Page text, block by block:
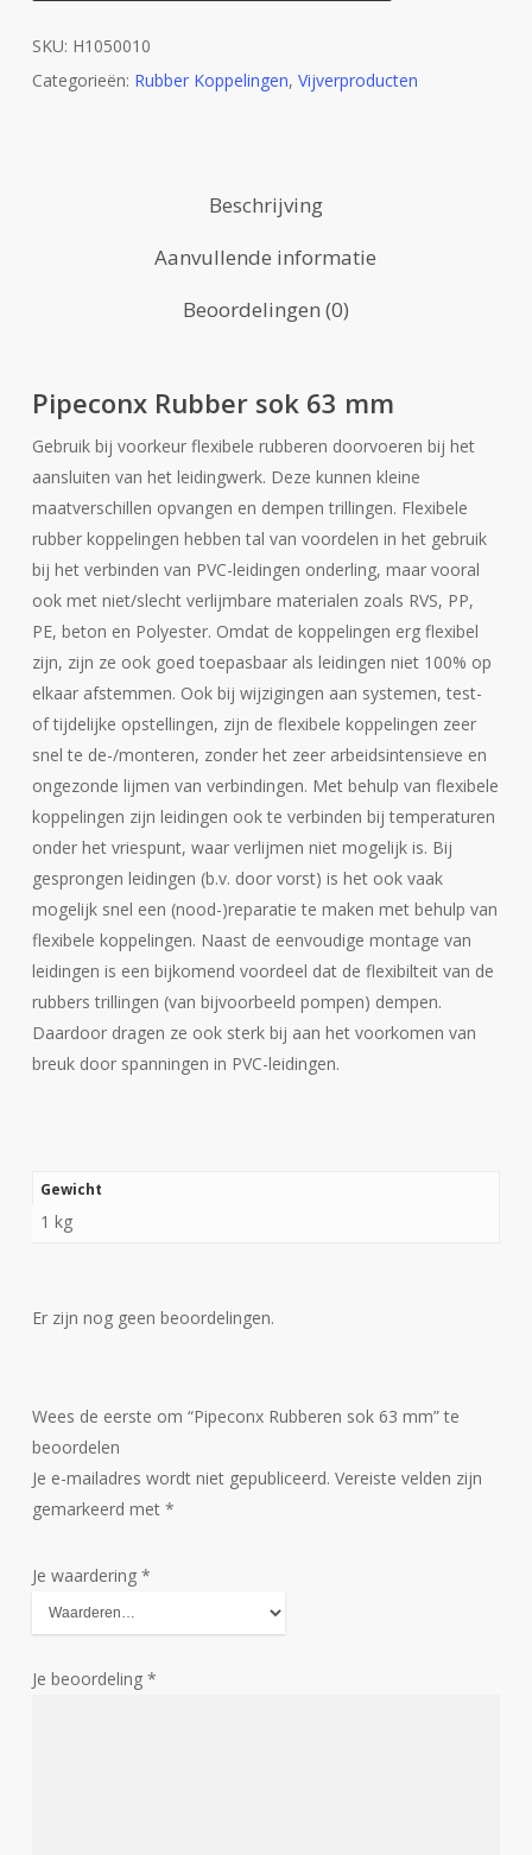
SKU: H1050010
Categorieën: Rubber Koppelingen, Vijverproducten
Beschrijving
Aanvullende informatie
Beoordelingen (0)
Pipeconx Rubber sok 63 mm
Gebruik bij voorkeur flexibele rubberen doorvoeren bij het
aansluiten van het leidingwerk. Deze kunnen kleine
maatverschillen opvangen en dempen trillingen. Flexibele
rubber koppelingen hebben tal van voordelen in het gebruik
bij het verbinden van PVC-leidingen onderling, maar vooral
ook met niet/slecht verlijmbare materialen zoals RVS, PP,
PE, beton en Polyester. Omdat de koppelingen erg flexibel
zijn, zijn ze ook goed toepasbaar als leidingen niet 100% op
elkaar afstemmen. Ook bij wijzigingen aan systemen, test-
of tijdelijke opstellingen, zijn de flexibele koppelingen zeer
snel te de-/monteren, zonder het zeer arbeidsintensieve en
ongezonde lijmen van verbindingen. Met behulp van flexibele
koppelingen zijn leidingen ook te verbinden bij temperaturen
onder het vriespunt, waar verlijmen niet mogelijk is. Bij
gesprongen leidingen (b.v. door vorst) is het ook vaak
mogelijk snel een (nood-)reparatie te maken met behulp van
flexibele koppelingen. Naast de eenvoudige montage van
leidingen is een bijkomend voordeel dat de flexibilteit van de
rubbers trillingen (van bijvoorbeeld pompen) dempen.
Daardoor dragen ze ook sterk bij aan het voorkomen van
breuk door spanningen in PVC-leidingen.
Gewicht
1 kg
Er zijn nog geen beoordelingen.
Wees de eerste om “Pipeconx Rubberen sok 63 mm” te
beoordelen
Je e-mailadres wordt niet gepubliceerd. Vereiste velden zijn
gemarkeerd met *
Je waardering *
Je beoordeling *